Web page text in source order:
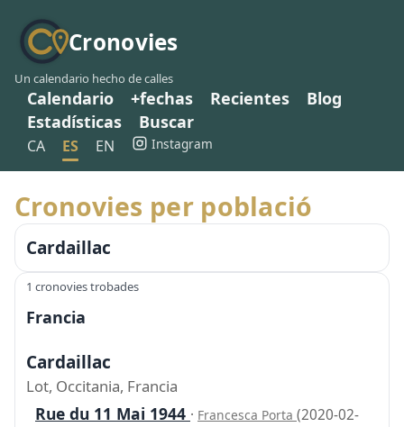
Cronovies
Un calendario hecho de calles
Calendario +fechas Recientes
Blog
Estadísticas
Buscar
CA ES EN Instagram
Cronovies per població
Cardaillac
1 cronovies trobades
Francia
Cardaillac
Lot, Occitania, Francia
Rue du 11 Mai 1944 · Francesca Porta (2020-02-